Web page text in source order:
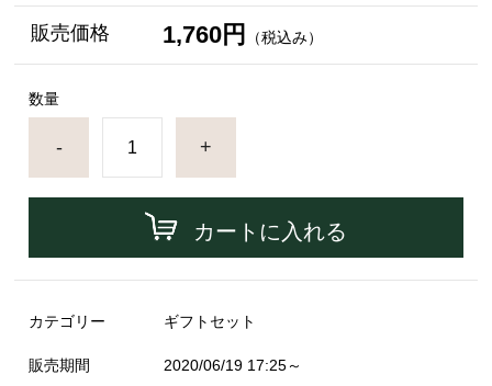
販売価格 1,760円 （税込み）
数量
- +
カートに入れる
カテゴリー ギフトセット
販売期間 2020/06/19 17:25～